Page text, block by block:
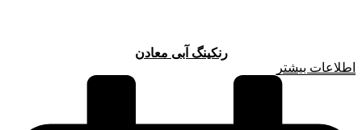
رنکینگ آبی معادن
اطلاعات بیشتر